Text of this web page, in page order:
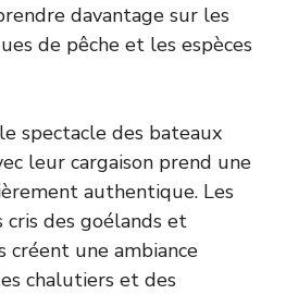
davantage sur les
de pêche et les espèces
spectacle des bateaux
leur cargaison prend une
authentique. Les
cris des goélands et
créent une ambiance
chalutiers et des